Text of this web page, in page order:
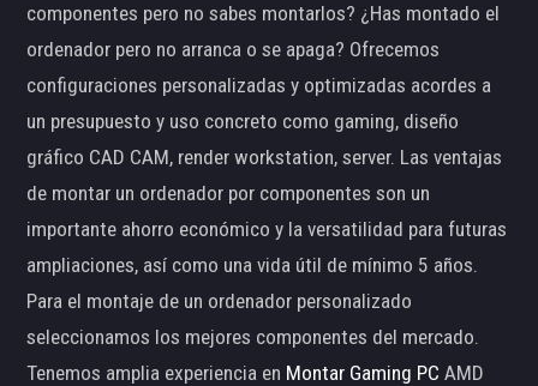
componentes pero no sabes montarlos? ¿Has montado el
ordenador pero no arranca o se apaga? Ofrecemos
configuraciones personalizadas y optimizadas acordes a
un presupuesto y uso concreto como gaming, diseño
gráfico CAD CAM, render workstation, server. Las ventajas
de montar un ordenador por componentes son un
importante ahorro económico y la versatilidad para futuras
ampliaciones, así como una vida útil de mínimo 5 años.
Para el montaje de un ordenador personalizado
seleccionamos los mejores componentes del mercado.
Tenemos amplia experiencia en Montar Gaming PC AMD